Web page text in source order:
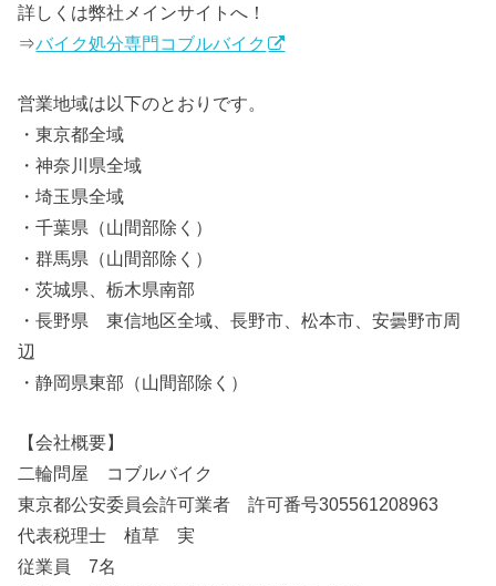
詳しくは弊社メインサイトへ！
⇒バイク処分専門コブルバイク
営業地域は以下のとおりです。
・東京都全域
・神奈川県全域
・埼玉県全域
・千葉県（山間部除く）
・群馬県（山間部除く）
・茨城県、栃木県南部
・長野県 東信地区全域、長野市、松本市、安曇野市周
辺
・静岡県東部（山間部除く）
【会社概要】
二輪問屋 コブルバイク
東京都公安委員会許可業者 許可番号305561208963
代表税理士 植草 実
従業員 7名